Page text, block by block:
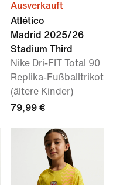
Ausverkauft
Atlético
Madrid 2025/26
Stadium Third
Nike Dri-FIT Total 90
Replika-Fußballtrikot
(ältere Kinder)
79,99 €